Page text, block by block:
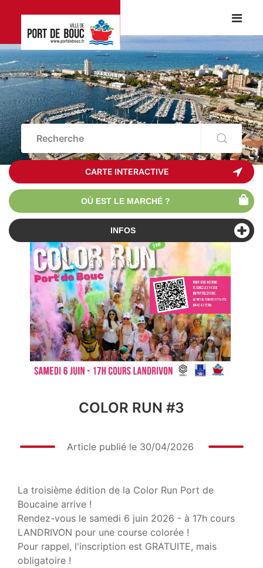
CARTE INTERACTIVE
OÙ EST LE MARCHÉ ?
INFOS
COLOR RUN #3
Article publié le 30/04/2026
La troisième édition de la Color Run Port de
Boucaine arrive !
Rendez-vous le samedi 6 juin 2026 - à 17h cours
LANDRIVON pour une course colorée !
Pour rappel, l'inscription est GRATUITE, mais
obligatoire !